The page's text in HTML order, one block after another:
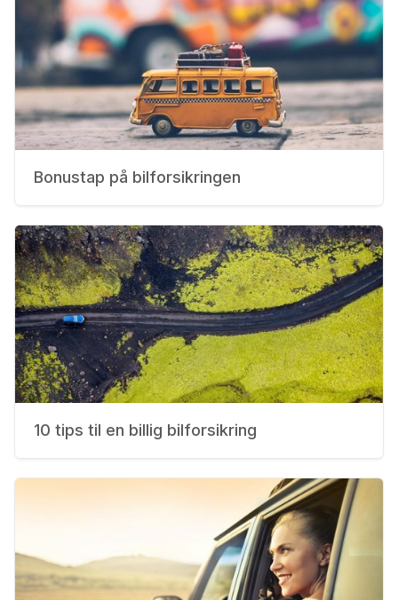
Bonustap på bilforsikringen
10 tips til en billig bilforsikring